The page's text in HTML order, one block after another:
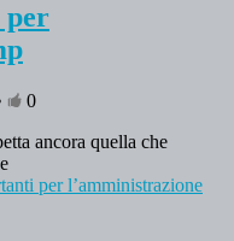
per
0
ancora quella che
per l’amministrazione